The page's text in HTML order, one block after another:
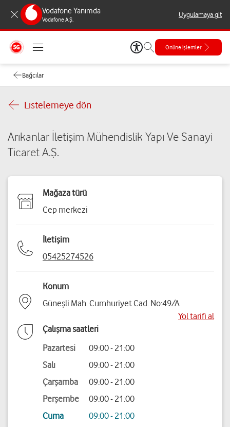
Vodafone Yanımda
Vodafone A.Ş.
Uygulamaya git
Online işlemler
Bağcılar
Listelemeye dön
Arıkanlar İletişim Mühendislik Yapı Ve Sanayi
Ticaret A.Ş.
Mağaza türü
Cep merkezi
İletişim
05425274526
Konum
Güneşli Mah. Cumhuriyet Cad. No:49/A
Yol tarifi al
Çalışma saatleri
Pazartesi
09:00 - 21:00
Salı
09:00 - 21:00
Çarşamba
09:00 - 21:00
Perşembe
09:00 - 21:00
Cuma
09:00 - 21:00